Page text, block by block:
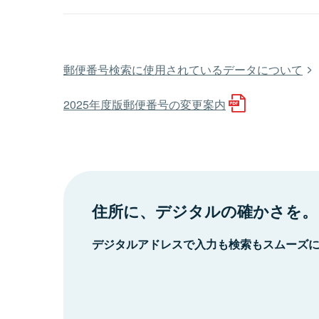
郵便番号検索に使用されているデータについて
2025年度版郵便番号の変更案内
住所に、デジタルの確かさを。
デジタルアドレスで入力も検索もスムーズ